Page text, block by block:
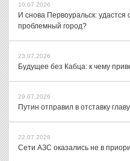
10.07.2026
И снова Первоуральск:
проблемный город?
23.07.2026
Будущее без Кабца: к чему
29.07.2026
Путин отправил в отставку
22.07.2026
Сети АЗС оказались не в